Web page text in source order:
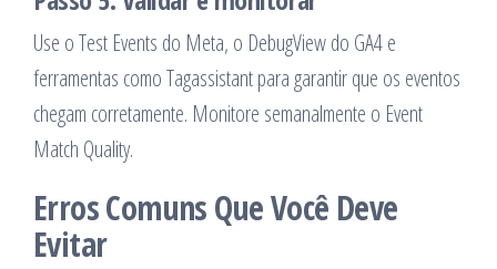
Use o Test Events do Meta, o DebugView do GA4 e
ferramentas como Tagassistant para garantir que os eventos
chegam corretamente. Monitore semanalmente o Event
Match Quality.
Erros Comuns Que Você Deve
Evitar